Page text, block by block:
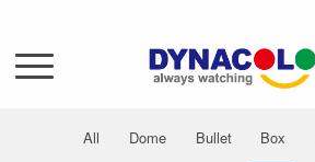
All Dome Bullet Box